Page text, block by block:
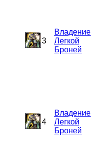
3
Владение
Легкой
Броней
4
Владение
Легкой
Броней